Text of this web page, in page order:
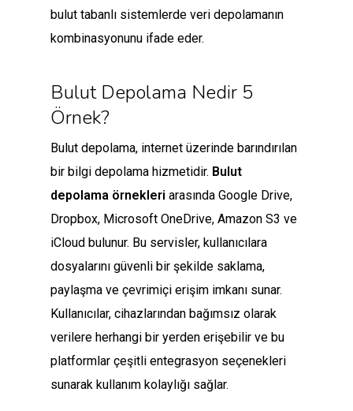
bulut tabanlı sistemlerde veri depolamanın
kombinasyonunu ifade eder.
Bulut Depolama Nedir 5
Örnek?
Bulut depolama, internet üzerinde barındırılan
bir bilgi depolama hizmetidir. Bulut
depolama örnekleri arasında Google Drive,
Dropbox, Microsoft OneDrive, Amazon S3 ve
iCloud bulunur. Bu servisler, kullanıcılara
dosyalarını güvenli bir şekilde saklama,
paylaşma ve çevrimiçi erişim imkanı sunar.
Kullanıcılar, cihazlarından bağımsız olarak
verilere herhangi bir yerden erişebilir ve bu
platformlar çeşitli entegrasyon seçenekleri
sunarak kullanım kolaylığı sağlar.